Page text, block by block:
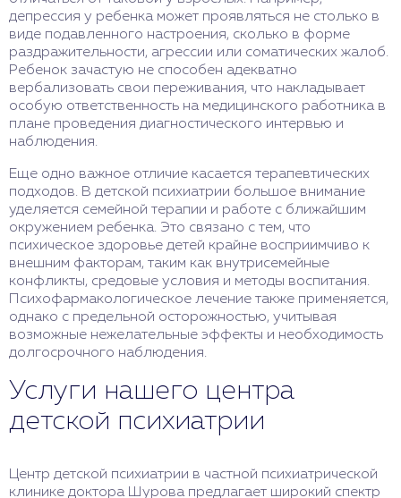
депрессия у ребенка может проявляться не столько в
виде подавленного настроения, сколько в форме
раздражительности, агрессии или соматических жалоб.
Ребенок зачастую не способен адекватно
вербализовать свои переживания, что накладывает
особую ответственность на медицинского работника в
плане проведения диагностического интервью и
наблюдения.
Еще одно важное отличие касается терапевтических
подходов. В детской психиатрии большое внимание
уделяется семейной терапии и работе с ближайшим
окружением ребенка. Это связано с тем, что
психическое здоровье детей крайне восприимчиво к
внешним факторам, таким как внутрисемейные
конфликты, средовые условия и методы воспитания.
Психофармакологическое лечение также применяется,
однако с предельной осторожностью, учитывая
возможные нежелательные эффекты и необходимость
долгосрочного наблюдения.
Услуги нашего центра
детской психиатрии
Центр детской психиатрии в частной психиатрической
клинике доктора Шурова предлагает широкий спектр